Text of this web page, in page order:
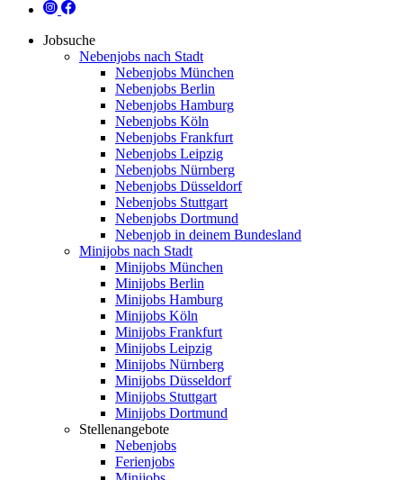
Jobsuche
Nebenjobs nach Stadt
Nebenjobs München
Nebenjobs Berlin
Nebenjobs Hamburg
Nebenjobs Köln
Nebenjobs Frankfurt
Nebenjobs Leipzig
Nebenjobs Nürnberg
Nebenjobs Düsseldorf
Nebenjobs Stuttgart
Nebenjobs Dortmund
Nebenjob in deinem Bundesland
Minijobs nach Stadt
Minijobs München
Minijobs Berlin
Minijobs Hamburg
Minijobs Köln
Minijobs Frankfurt
Minijobs Leipzig
Minijobs Nürnberg
Minijobs Düsseldorf
Minijobs Stuttgart
Minijobs Dortmund
Stellenangebote
Nebenjobs
Ferienjobs